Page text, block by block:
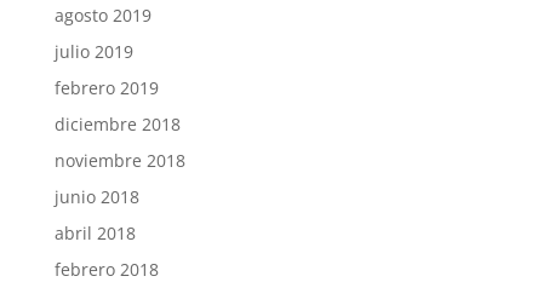
agosto 2019
julio 2019
febrero 2019
diciembre 2018
noviembre 2018
junio 2018
abril 2018
febrero 2018